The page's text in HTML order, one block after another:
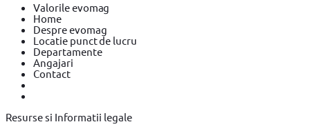
Valorile evomag
Home
Despre evomag
Locatie punct de lucru
Departamente
Angajari
Contact
Resurse si Informatii legale